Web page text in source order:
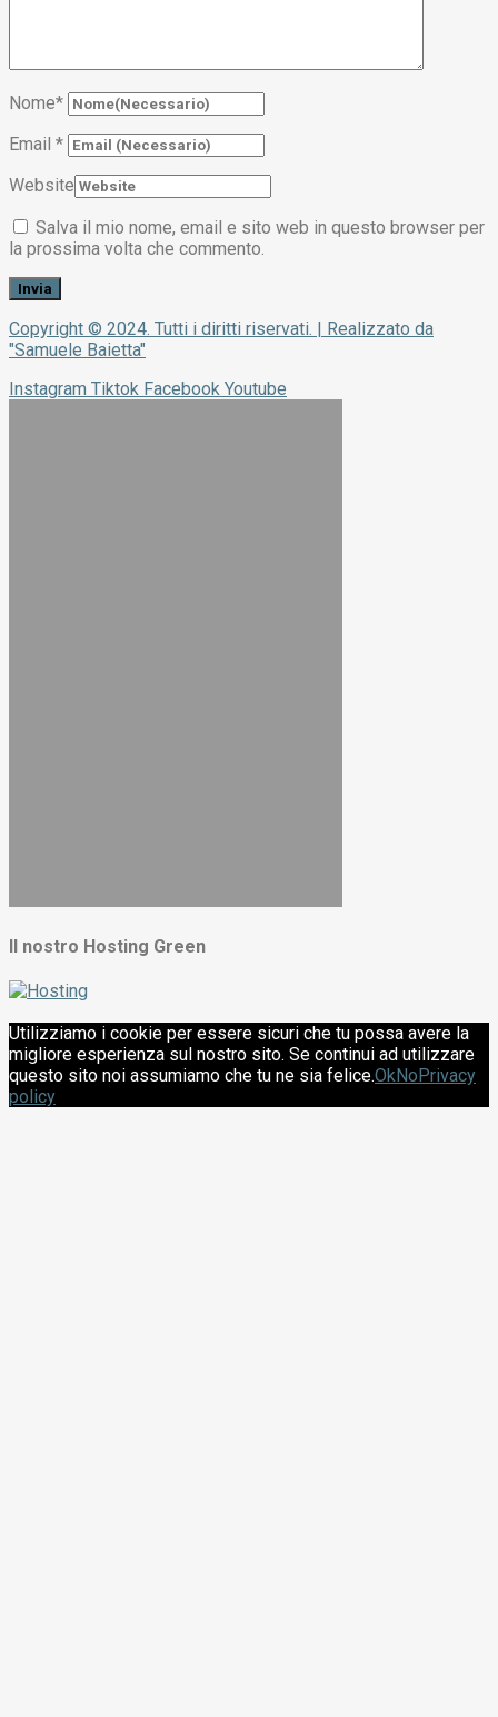
Nome*
Email *
Website
Salva il mio nome, email e sito web in questo browser per
la prossima volta che commento.
Copyright © 2024. Tutti i diritti riservati. | Realizzato da
"Samuele Baietta"
Instagram Tiktok Facebook Youtube
Il nostro Hosting Green
Utilizziamo i cookie per essere sicuri che tu possa avere la
migliore esperienza sul nostro sito. Se continui ad utilizzare
questo sito noi assumiamo che tu ne sia felice.OkNoPrivacy
policy